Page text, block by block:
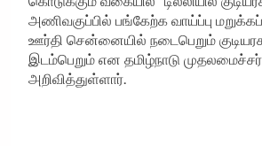
அணிவகுப்பில் பங்கேற்க வாய்ப்பு
ஊர்தி சென்னையில் நடைபெறும்
இடம்பெறும் என தமிழ்நாடு
அறிவித்துள்ளார்.